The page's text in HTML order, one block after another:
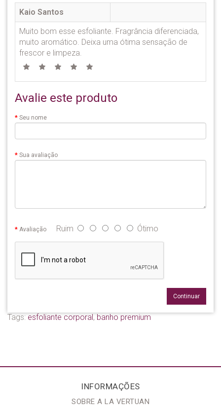
Kaio Santos
Muito bom esse esfoliante. Fragrância diferenciada,
muito aromático. Deixa uma ótima sensação de
frescor e limpeza.
Avalie este produto
Seu nome
Sua avaliação
Avaliação Ruim Ótimo
Continuar
Tags: esfoliante corporal , banho premium
INFORMAÇÕES
SOBRE A LA VERTUAN